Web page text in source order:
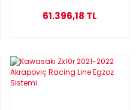
61.396,18 TL